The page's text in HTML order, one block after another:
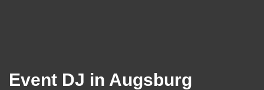
Event DJ in Augsburg